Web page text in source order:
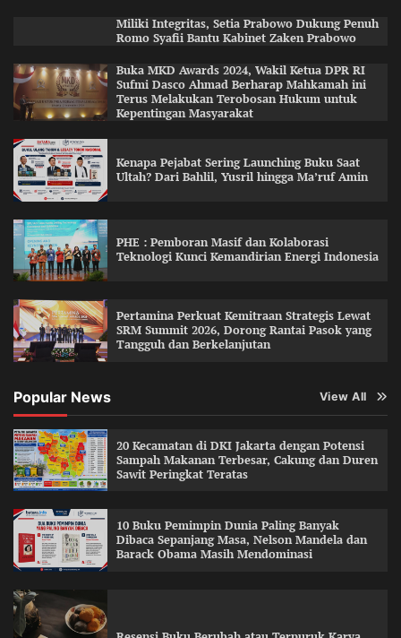
Miliki Integritas, Setia Prabowo Dukung Penuh
Romo Syafii Bantu Kabinet Zaken Prabowo
Buka MKD Awards 2024, Wakil Ketua DPR RI
Sufmi Dasco Ahmad Berharap Mahkamah ini
Terus Melakukan Terobosan Hukum untuk
Kepentingan Masyarakat
Kenapa Pejabat Sering Launching Buku Saat
Ultah? Dari Bahlil, Yusril hingga Ma’ruf Amin
PHE : Pemboran Masif dan Kolaborasi
Teknologi Kunci Kemandirian Energi Indonesia
Pertamina Perkuat Kemitraan Strategis Lewat
SRM Summit 2026, Dorong Rantai Pasok yang
Tangguh dan Berkelanjutan
Popular News View All
20 Kecamatan di DKI Jakarta dengan Potensi
Sampah Makanan Terbesar, Cakung dan Duren
Sawit Peringkat Teratas
10 Buku Pemimpin Dunia Paling Banyak
Dibaca Sepanjang Masa, Nelson Mandela dan
Barack Obama Masih Mendominasi